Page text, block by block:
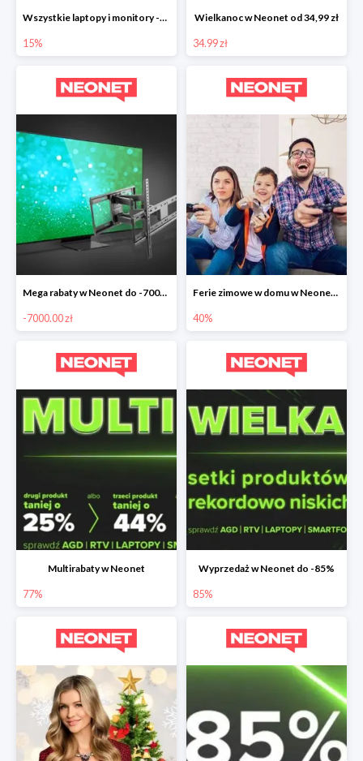
Wszystkie laptopy i monitory -15%
15%
Wielkanoc w Neonet od 34,99 zł
34.99 zł
Mega rabaty w Neonet do -7000 zł
-7000.00 zł
Ferie zimowe w domu w Neonet do -40%
40%
Multirabaty w Neonet
77%
Wyprzedaż w Neonet do -85%
85%